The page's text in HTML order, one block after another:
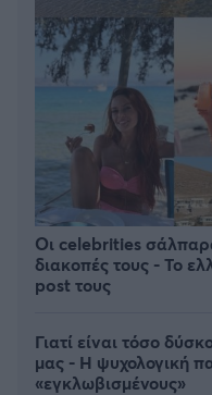
Οι celebrities
διακοπές τους - Το
post τους
Γιατί είναι τόσο
μας - Η ψυχολογική
«εγκλωβισμένους»